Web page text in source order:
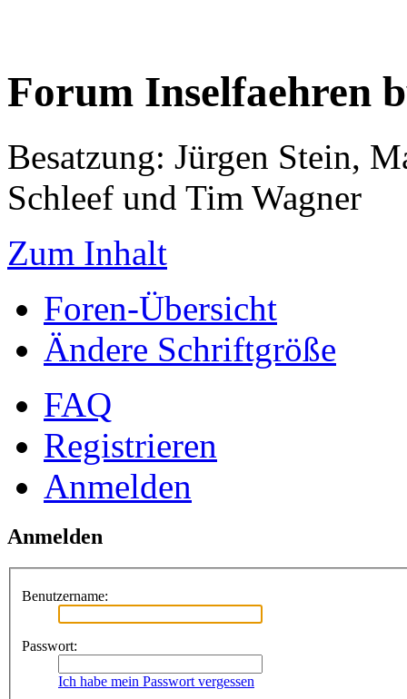
Forum Inselfaehren
Besatzung: Jürgen Stein,
Schleef und Tim Wagner
Zum Inhalt
Foren-Übersicht
Ändere Schriftgröße
FAQ
Registrieren
Anmelden
Anmelden
Benutzername:
Passwort:
Ich habe mein Passwort vergessen